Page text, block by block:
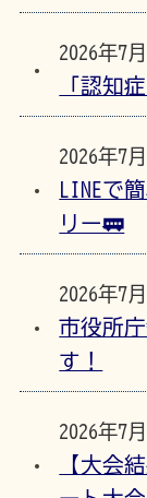
2026年7
「認知
2026年7
LINEで
リー🚃
2026年7
市役所
す！
2026年7
【大会